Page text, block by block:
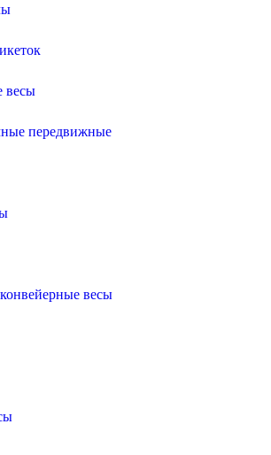
весы
передвижные
весы